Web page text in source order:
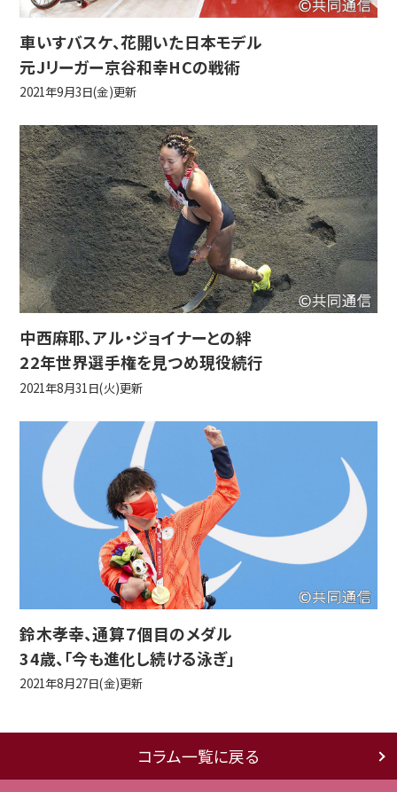
車いすバスケ、花開いた日本モデル
元Jリーガー京谷和幸HCの戦術
2021年9月3日(金)更新
中西麻耶、アル・ジョイナーとの絆
22年世界選手権を見つめ現役続行
2021年8月31日(火)更新
鈴木孝幸、通算７個目のメダル
34歳、「今も進化し続ける泳ぎ」
2021年8月27日(金)更新
コラム一覧に戻る